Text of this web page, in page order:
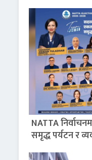
NATTA
समृद्ध पर्यटन र